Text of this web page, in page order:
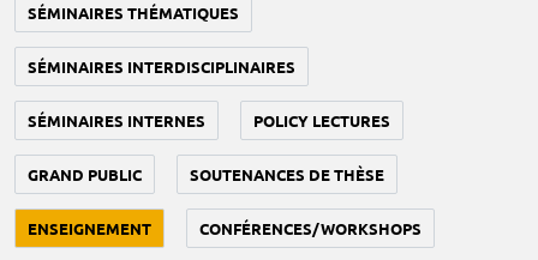
SÉMINAIRES THÉMATIQUES
SÉMINAIRES INTERDISCIPLINAIRES
SÉMINAIRES INTERNES POLICY LECTURES
GRAND PUBLIC SOUTENANCES DE THÈSE
ENSEIGNEMENT CONFÉRENCES/WORKSHOPS